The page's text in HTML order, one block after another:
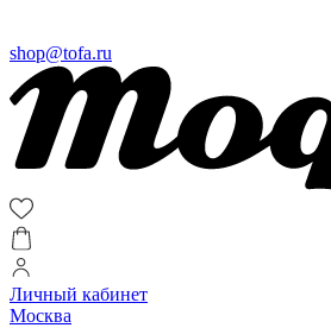
shop@tofa.ru
Личный кабинет
Москва